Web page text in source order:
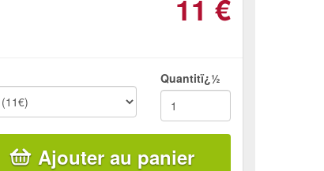
11 €
Quantitï¿½
Ajouter au panier